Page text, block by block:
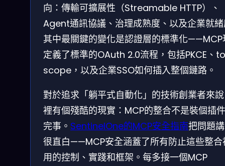
向：傳輸可擴展性（Streamable HTTP）、
Agent通訊協議、治理成熟度、以及企業就
其中最關鍵的變化是認證層的標準化——MCP
定義了標準的OAuth 2.0流程，包括PKCE、
scope，以及企業SSO如何插入整個鏈路。
對於追求「躺平式自動化」的技術創業者來
裡有個殘酷的現實：MCP的整合不是裝個插
完事。 SentinelOne的MCP安全指南把問題
很直白——MCP安全涵蓋了所有防止這些整合
用的控制、實踐和框架。每多接一個MCP